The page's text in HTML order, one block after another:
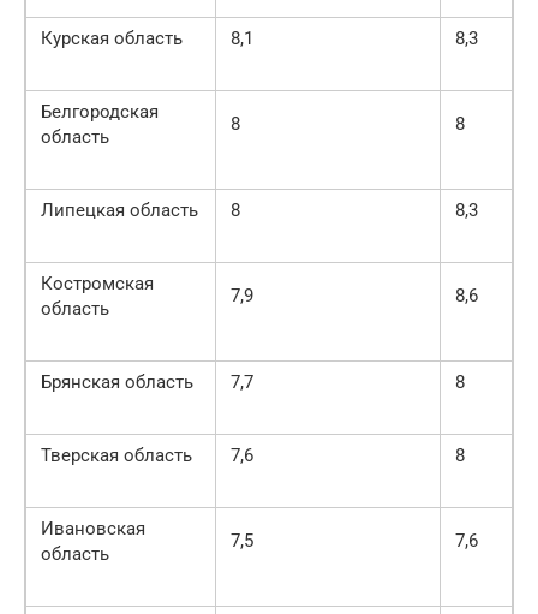
Курская область 8,1 8,3
Белгородская
область
8 8
Липецкая область 8 8,3
Костромская
область
7,9 8,6
Брянская область 7,7 8
Тверская область 7,6 8
Ивановская
область
7,5 7,6